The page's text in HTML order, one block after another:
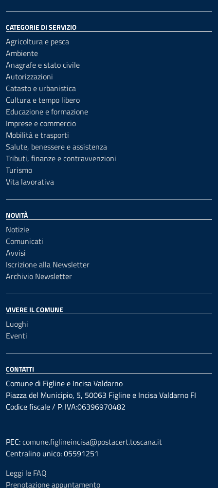
CATEGORIE DI SERVIZIO
Agricoltura e pesca
Ambiente
Anagrafe e stato civile
Autorizzazioni
Catasto e urbanistica
Cultura e tempo libero
Educazione e formazione
Imprese e commercio
Mobilità e trasporti
Salute, benessere e assistenza
Tributi, finanze e contravvenzioni
Turismo
Vita lavorativa
NOVITÀ
Notizie
Comunicati
Avvisi
Iscrizione alla Newsletter
Archivio Newsletter
VIVERE IL COMUNE
Luoghi
Eventi
CONTATTI
Comune di Figline e Incisa Valdarno
Piazza del Municipio, 5, 50063 Figline e Incisa Valdarno FI
Codice fiscale / P. IVA:06396970482
PEC:comune.figlineincisa@postacert.toscana.it
Centralino unico: 05591251
Leggi le FAQ
Prenotazione appuntamento